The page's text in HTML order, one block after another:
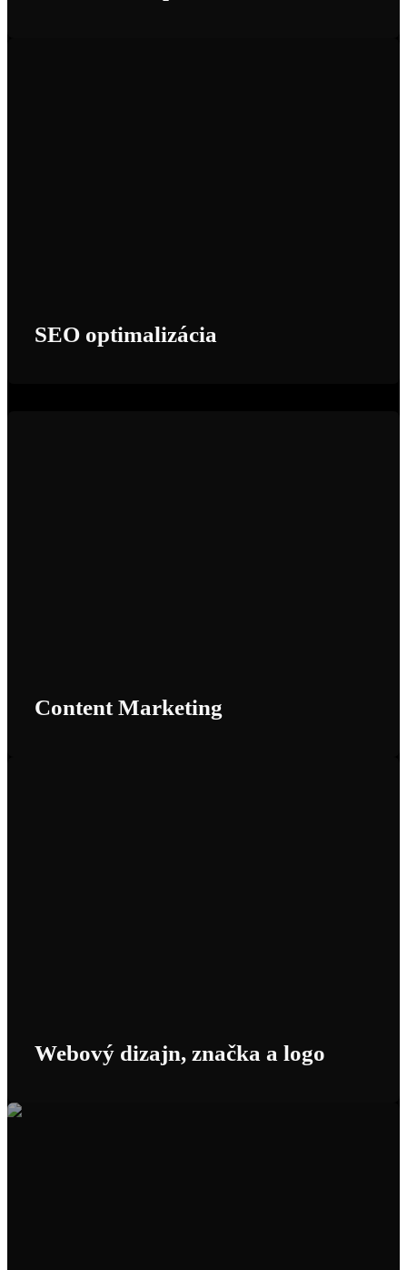
SEO optimalizácia
Content Marketing
Webový dizajn, značka a logo